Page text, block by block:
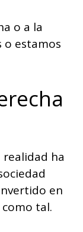
o a la
o estamos
ha
en
tal.